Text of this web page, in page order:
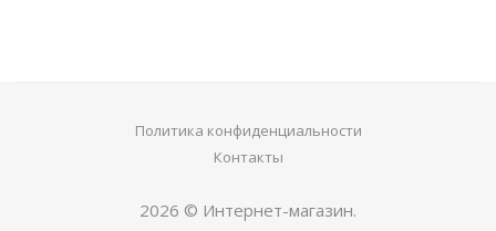
Политика конфиденциальности
Контакты
2026 © Интернет-магазин.